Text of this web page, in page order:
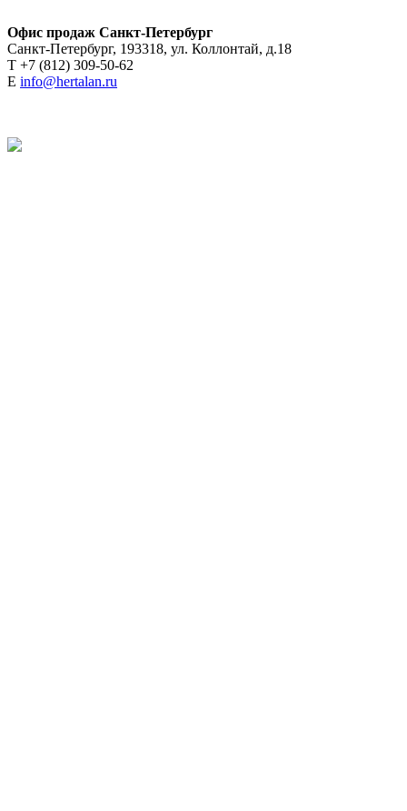
Офис продаж Санкт-Петербург
Санкт-Петербург, 193318, ул. Коллонтай, д.18
T +7 (812) 309-50-62
E info@hertalan.ru